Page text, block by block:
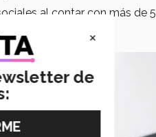
al contar con más de 5
×
de